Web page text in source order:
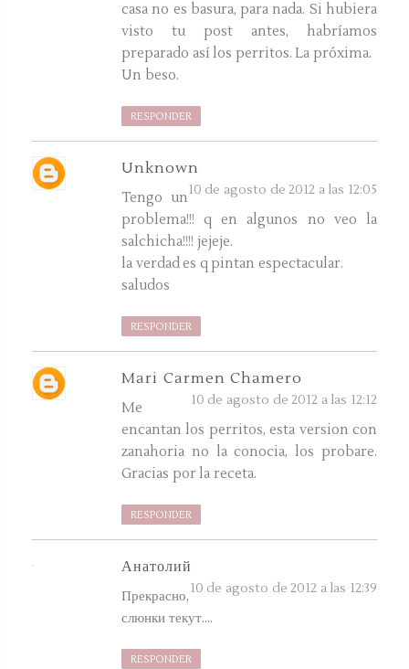
casa no es basura, para nada. Si hubiera
visto tu post antes, habríamos
preparado así los perritos. La próxima.
Un beso.
RESPONDER
Unknown
10 de agosto de 2012 a las 12:05
Tengo un
problema!!! q en algunos no veo la
salchicha!!!! jejeje.
la verdad es q pintan espectacular.
saludos
RESPONDER
Mari Carmen Chamero
10 de agosto de 2012 a las 12:12
Me
encantan los perritos, esta version con
zanahoria no la conocia, los probare.
Gracias por la receta.
RESPONDER
Анатолий
10 de agosto de 2012 a las 12:39
Прекрасно,
слюнки текут....
RESPONDER